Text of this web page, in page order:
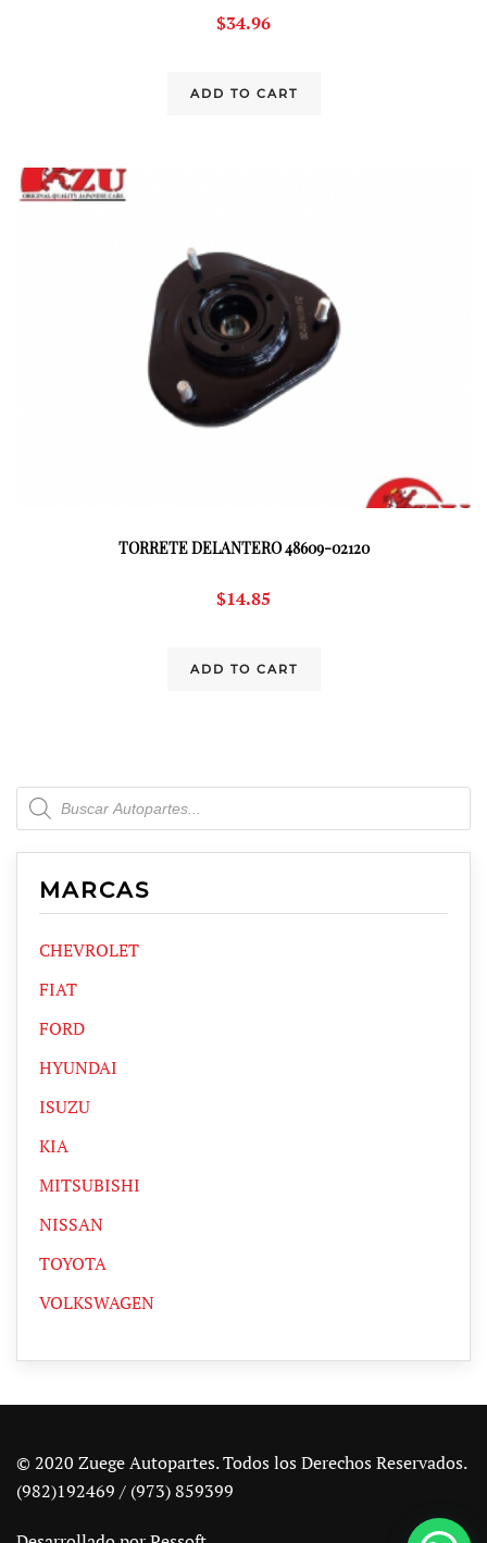
$34.96
ADD TO CART
TORRETE DELANTERO 48609-02120
$14.85
ADD TO CART
Products
search
MARCAS
CHEVROLET
FIAT
FORD
HYUNDAI
ISUZU
KIA
MITSUBISHI
NISSAN
TOYOTA
VOLKSWAGEN
© 2020 Zuege Autopartes. Todos los Derechos Reservados.
(982)192469 / (973) 859399